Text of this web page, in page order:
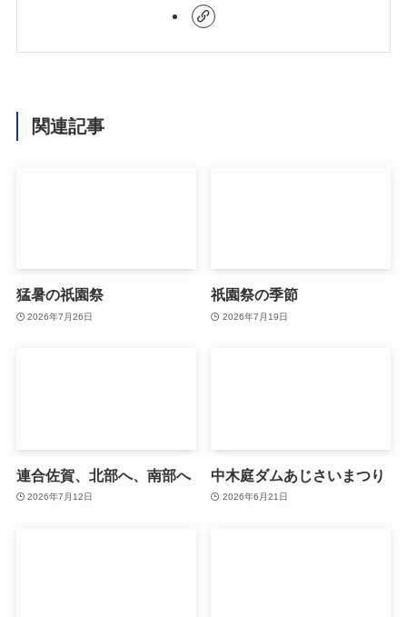
関連記事
猛暑の祇園祭
2026年7月26日
祇園祭の季節
2026年7月19日
連合佐賀、北部へ、南部へ
2026年7月12日
中木庭ダムあじさいまつり
2026年6月21日